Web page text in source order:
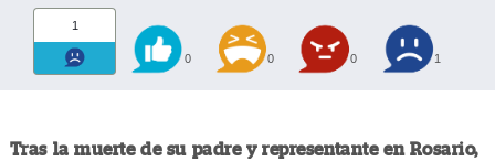
1
0 0 0 1
Tras la muerte de su padre y representante en Rosario,